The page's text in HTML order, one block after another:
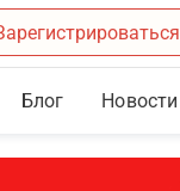
Блог Новости